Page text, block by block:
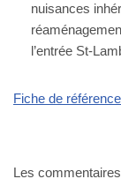
nuisances
l’entrée St-
Fiche de
Les